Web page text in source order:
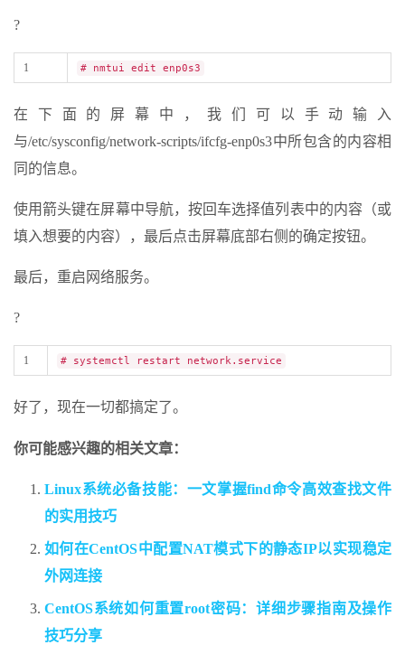
?
1 # nmtui edit enp0s3
在下面的屏幕中，我们可以手动输入
与/etc/sysconfig/network-scripts/ifcfg-enp0s3中所包含的内容相
同的信息。
使用箭头键在屏幕中导航，按回车选择值列表中的内容（或
填入想要的内容），最后点击屏幕底部右侧的确定按钮。
最后，重启网络服务。
?
1 # systemctl restart network.service
好了，现在一切都搞定了。
你可能感兴趣的相关文章：
Linux系统必备技能：一文掌握find命令高效查找文件
的实用技巧
如何在CentOS中配置NAT模式下的静态IP以实现稳定
外网连接
CentOS系统如何重置root密码：详细步骤指南及操作
技巧分享